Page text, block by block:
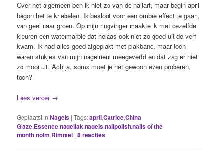
Over het algemeen ben ik niet zo van de nailart, maar begin april
begon het te kriebelen. Ik besloot voor een ombre effect te gaan,
van geel naar groen. Op mijn ringvinger maakte ik met dezelfde
kleuren een watermarble dat helaas ook niet zo goed uit de verf
kwam. Ik had alles goed afgeplakt met plakband, maar toch
waren stukjes van mijn nagelriem meegeverfd en dat zag er niet
zo mooi uit. Ach ja, soms moet je het gewoon even proberen,
toch?
Lees verder →
Geplaatst in Nagels |Tags:april,Catrice,China
Glaze,Essence,nagellak,nagels,nailpolish,nails of the
month,notm,Rimmel |8reacties